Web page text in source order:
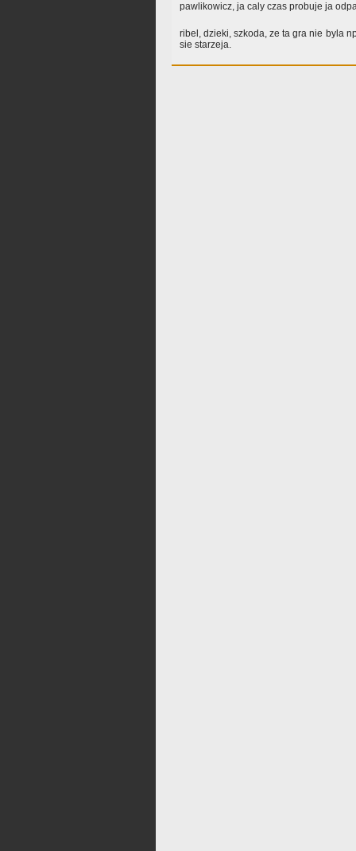
pawlikowicz, ja caly czas probuje ja
ribel, dzieki, szkoda, ze ta gra nie byla
sie starzeja.